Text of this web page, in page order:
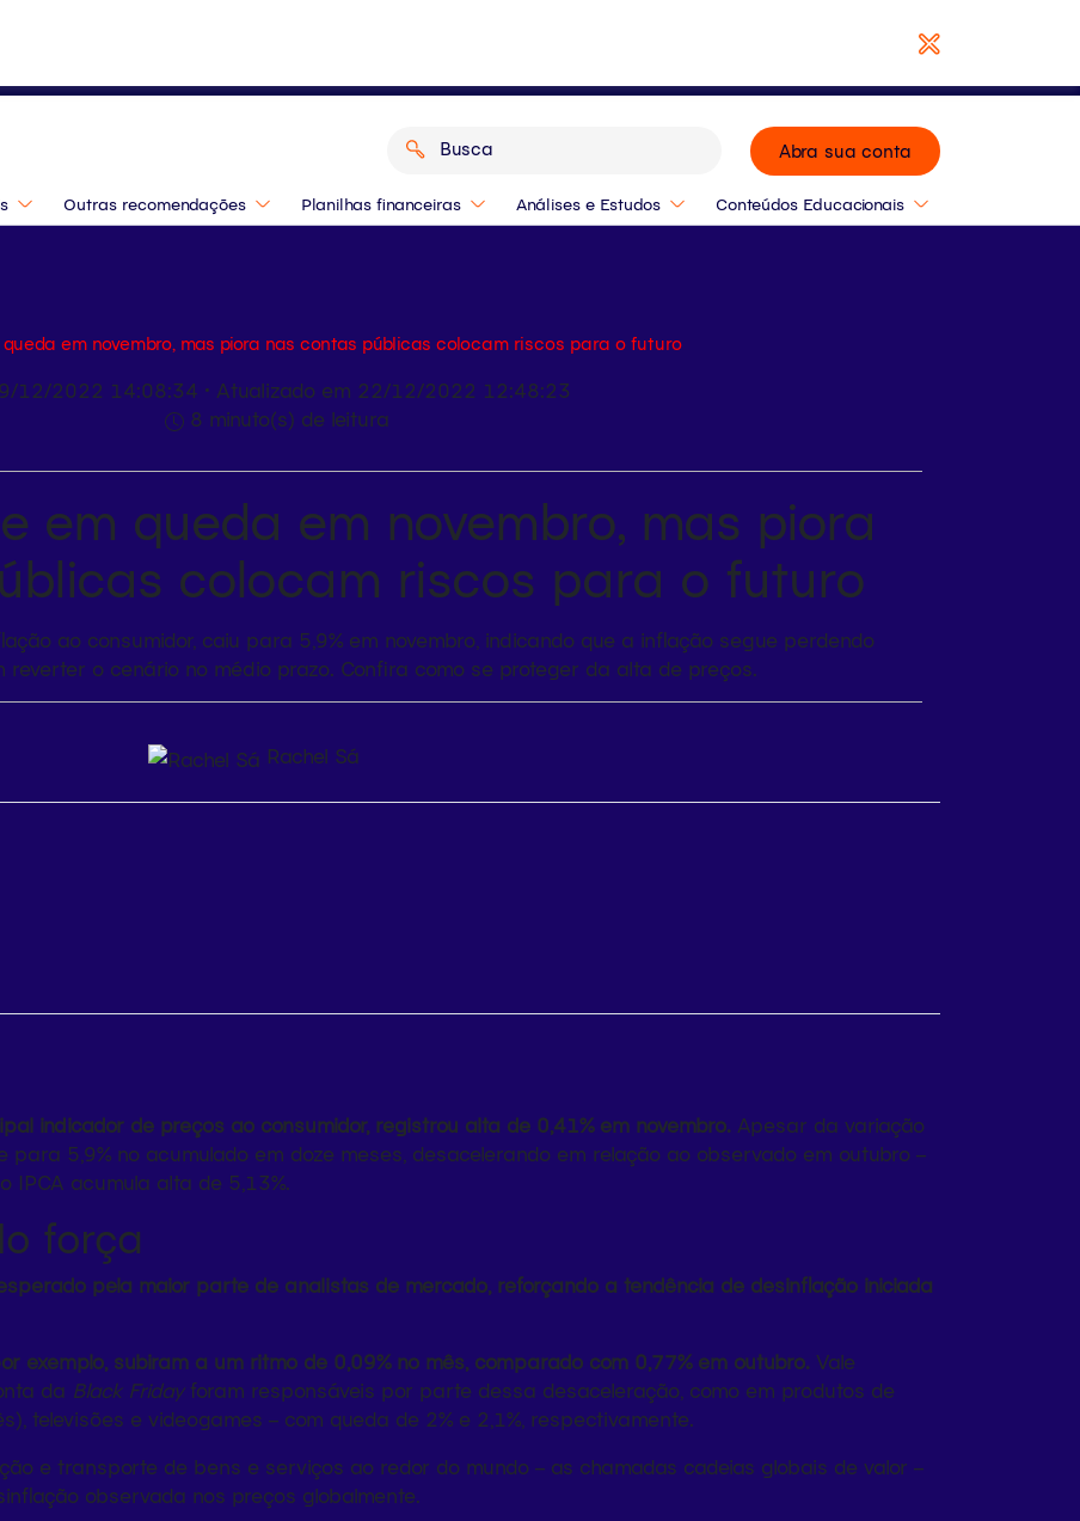
Abra sua conta
Outras recomendações Planilhas financeiras Análises e Estudos Conteúdos Educacionais
em novembro, mas piora nas contas públicas colocam riscos para o futuro
12/2022 14:08:34 • Atualizado em 22/12/2022 12:48:23
8 minuto(s) de leitura
em queda em novembro, mas piora
colocam riscos para o futuro
ao consumidor, caiu para 5,9% em novembro, indicando que a inflação segue perdendo
o cenário no médio prazo. Confira como se proteger da alta de preços.
Rachel Sá
indicador de preços ao consumidor, registrou alta de 0,41% em novembro. Apesar da variação
para 5,9% no acumulado em doze meses, desacelerando em relação ao observado em outubro –
IPCA acumula alta de 5,13%.
força
pela maior parte de analistas de mercado, reforçando a tendência de desinflação iniciada
exemplo, subiram a um ritmo de 0,09% no mês, comparado com 0,77% em outubro. Vale
da Black Friday foram responsáveis por parte dessa desaceleração, como em produtos de
televisões e videogames – com queda de 2% e 2,1%, respectivamente.
e transporte de bens e serviços ao redor do mundo – as chamadas cadeias globais de valor –
observada nos preços globalmente.